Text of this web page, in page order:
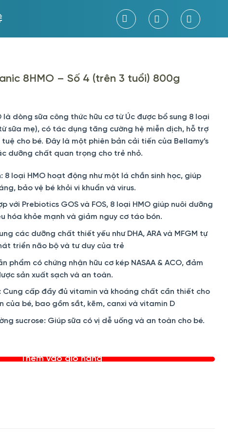
8HMO – Số 4 (trên 3 tuổi) 800g
là dòng sữa công thức hữu cơ từ Úc được bổ sung 8 loại
sữa mẹ), có tác dụng tăng cường hệ miễn dịch, hỗ trợ
cho bé. Đây là một phiên bản cải tiến của Bellamy’s
dưỡng chất quan trọng cho trẻ nhỏ.
8 loại HMO hoạt động như một lá chắn sinh học, giúp
bảo vệ bé khỏi vi khuẩn và virus.
với Prebiotics GOS và FOS, 8 loại HMO giúp nuôi dưỡng
hóa khỏe mạnh và giảm nguy cơ táo bón.
các dưỡng chất thiết yếu như DHA, ARA và MFGM tự
triển não bộ và tư duy của trẻ
phẩm có chứng nhận hữu cơ kép NASAA & ACO, đảm
sản xuất sạch và an toàn.
Cung cấp đầy đủ vitamin và khoáng chất cần thiết cho
của bé, bao gồm sắt, kẽm, canxi và vitamin D
sucrose: Giúp sữa có vị dễ uống và an toàn cho bé.
- Số 4 (trên 3 tuổi) 800g số lượng
Thêm vào giỏ hàng